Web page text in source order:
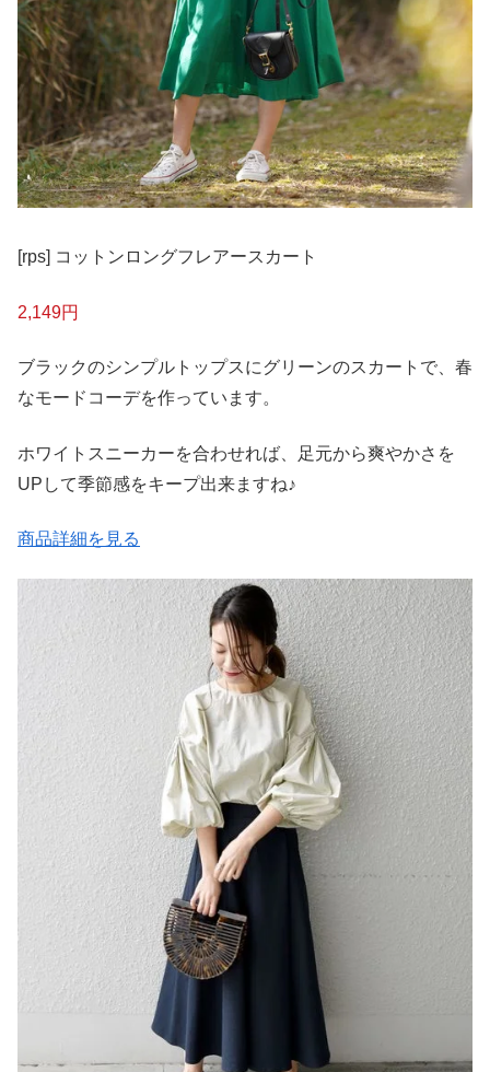
[rps] コットンロングフレアースカート
2,149円
ブラックのシンプルトップスにグリーンのスカートで、春
なモードコーデを作っています。
ホワイトスニーカーを合わせれば、足元から爽やかさを
UPして季節感をキープ出来ますね♪
商品詳細を見る